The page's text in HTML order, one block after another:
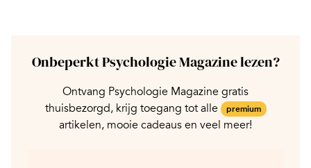
Onbeperkt Psychologie Magazine lezen?
Ontvang Psychologie Magazine gratis
thuisbezorgd, krijg toegang tot alle
premium
artikelen, mooie cadeaus en veel meer!